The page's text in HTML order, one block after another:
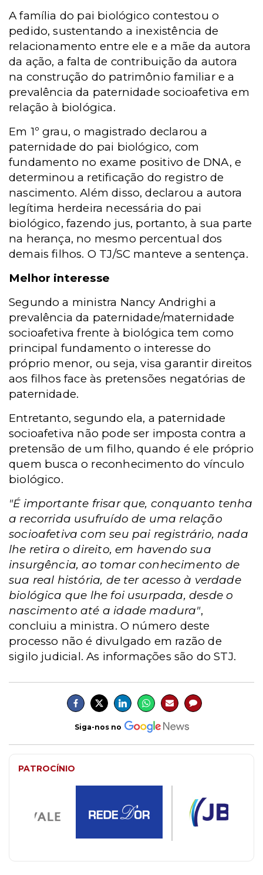
A família do pai biológico contestou o
pedido, sustentando a inexistência de
relacionamento entre ele e a mãe da autora
da ação, a falta de contribuição da autora
na construção do patrimônio familiar e a
prevalência da paternidade socioafetiva em
relação à biológica.
Em 1º grau, o magistrado declarou a
paternidade do pai biológico, com
fundamento no exame positivo de DNA, e
determinou a retificação do registro de
nascimento. Além disso, declarou a autora
legítima herdeira necessária do pai
biológico, fazendo jus, portanto, à sua parte
na herança, no mesmo percentual dos
demais filhos. O TJ/SC manteve a sentença.
Melhor interesse
Segundo a ministra Nancy Andrighi a
prevalência da paternidade/maternidade
socioafetiva frente à biológica tem como
principal fundamento o interesse do
próprio menor, ou seja, visa garantir direitos
aos filhos face às pretensões negatórias de
paternidade.
Entretanto, segundo ela, a paternidade
socioafetiva não pode ser imposta contra a
pretensão de um filho, quando é ele próprio
quem busca o reconhecimento do vínculo
biológico.
"É importante frisar que, conquanto tenha
a recorrida usufruído de uma relação
socioafetiva com seu pai registrário, nada
lhe retira o direito, em havendo sua
insurgência, ao tomar conhecimento de
sua real história, de ter acesso à verdade
biológica que lhe foi usurpada, desde o
nascimento até a idade madura",
concluiu a ministra. O número deste
processo não é divulgado em razão de
sigilo judicial. As informações são do STJ.
Siga-nos no
PATROCÍNIO